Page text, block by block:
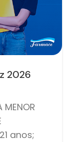
2026
MENOR
anos;